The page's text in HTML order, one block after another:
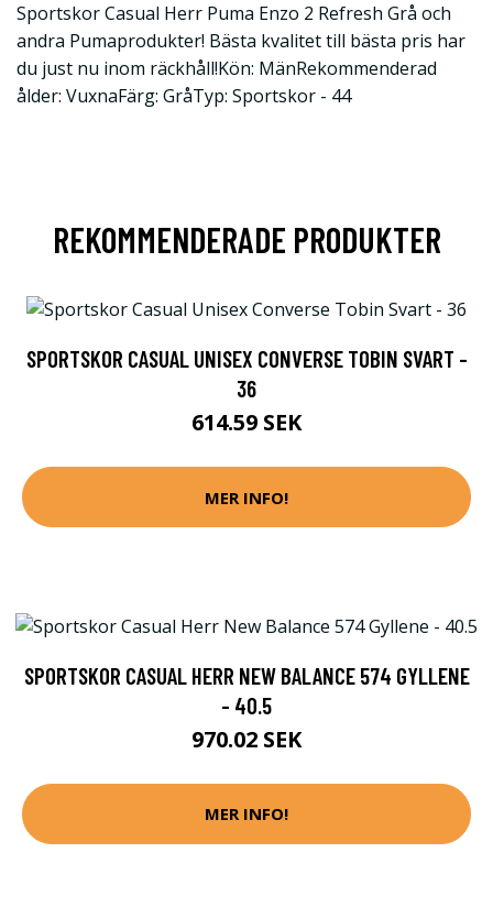
Sportskor Casual Herr Puma Enzo 2 Refresh Grå och
andra Pumaprodukter! Bästa kvalitet till bästa pris har
du just nu inom räckhåll!Kön: MänRekommenderad
ålder: VuxnaFärg: GråTyp: Sportskor - 44
REKOMMENDERADE PRODUKTER
SPORTSKOR CASUAL UNISEX CONVERSE TOBIN SVART -
36
614.59 SEK
MER INFO!
SPORTSKOR CASUAL HERR NEW BALANCE 574 GYLLENE
- 40.5
970.02 SEK
MER INFO!